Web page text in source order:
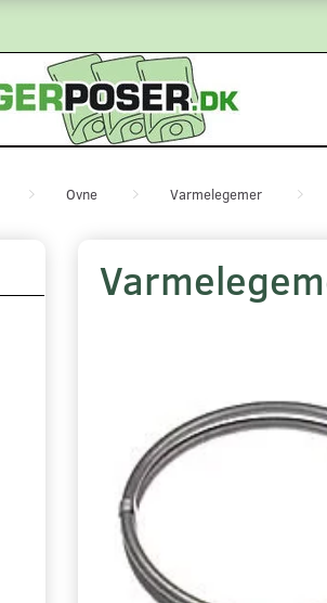
Ovne Varmelegemer